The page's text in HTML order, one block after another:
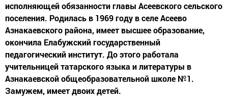
исполняющей обязанности главы Асеевского сельского
поселения. Родилась в 1969 году в селе Асеево
Азнакаевского района, имеет высшее образование,
окончила Елабужский государственный
педагогический институт. До этого работала
учительницей татарского языка и литературы в
Азнакаевской общеобразовательной школе №1.
Замужем, имеет двоих детей.